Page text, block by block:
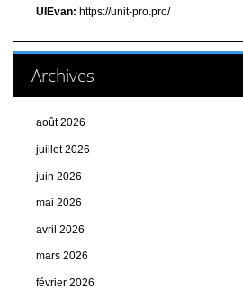
UIEvan: https://unit-pro.pro/
Archives
août 2026
juillet 2026
juin 2026
mai 2026
avril 2026
mars 2026
février 2026